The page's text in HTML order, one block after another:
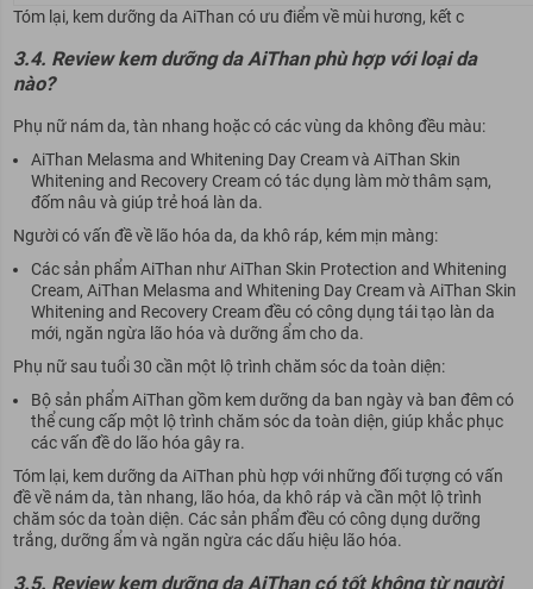
Tóm lại, kem dưỡng da AiThan có ưu điểm về mùi hương, kết c
3.4. Review kem dưỡng da AiThan phù hợp với loại da
nào?
Phụ nữ nám da, tàn nhang hoặc có các vùng da không đều màu:
AiThan Melasma and Whitening Day Cream và AiThan Skin
Whitening and Recovery Cream có tác dụng làm mờ thâm sạm,
đốm nâu và giúp trẻ hoá làn da.
Người có vấn đề về lão hóa da, da khô ráp, kém mịn màng:
Các sản phẩm AiThan như AiThan Skin Protection and Whitening
Cream, AiThan Melasma and Whitening Day Cream và AiThan Skin
Whitening and Recovery Cream đều có công dụng tái tạo làn da
mới, ngăn ngừa lão hóa và dưỡng ẩm cho da.
Phụ nữ sau tuổi 30 cần một lộ trình chăm sóc da toàn diện:
Bộ sản phẩm AiThan gồm kem dưỡng da ban ngày và ban đêm có
thể cung cấp một lộ trình chăm sóc da toàn diện, giúp khắc phục
các vấn đề do lão hóa gây ra.
Tóm lại, kem dưỡng da AiThan phù hợp với những đối tượng có vấn
đề về nám da, tàn nhang, lão hóa, da khô ráp và cần một lộ trình
chăm sóc da toàn diện. Các sản phẩm đều có công dụng dưỡng
trắng, dưỡng ẩm và ngăn ngừa các dấu hiệu lão hóa.
3.5. Review kem dưỡng da AiThan có tốt không từ người